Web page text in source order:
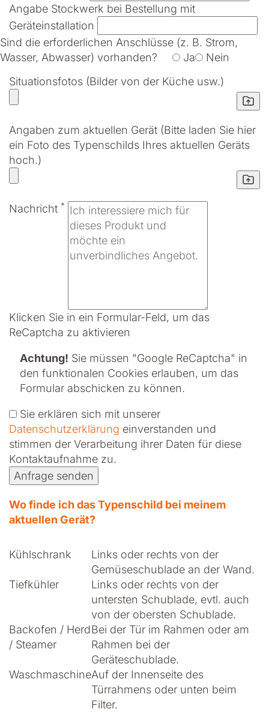
Angabe Stockwerk bei Bestellung mit
Geräteinstallation
Sind die erforderlichen Anschlüsse (z. B. Strom,
Wasser, Abwasser) vorhanden?
Ja
Nein
Situationsfotos (Bilder von der Küche usw.)
Angaben zum aktuellen Gerät (Bitte laden Sie hier
ein Foto des Typenschilds Ihres aktuellen Geräts
hoch.)
Nachricht *
Klicken Sie in ein Formular-Feld, um das
ReCaptcha zu aktivieren
Achtung! Sie müssen "Google ReCaptcha" in
den funktionalen Cookies erlauben, um das
Formular abschicken zu können.
Sie erklären sich mit unserer
Datenschutzerklärung ein­ver­standen und
stimmen der Verarbeitung ihrer Daten für diese
Kontaktaufnahme zu.
Anfrage senden
Wo finde ich das Typenschild bei meinem
aktuellen Gerät?
Kühlschrank
Links oder rechts von der
Gemüseschublade an der Wand.
Tiefkühler
Links oder rechts von der
untersten Schublade, evtl. auch
von der obersten Schublade.
Backofen / Herd
/ Steamer
Bei der Tür im Rahmen oder am
Rahmen bei der
Geräteschublade.
WaschmaschineAuf der Innenseite des
Türrahmens oder unten beim
Filter.